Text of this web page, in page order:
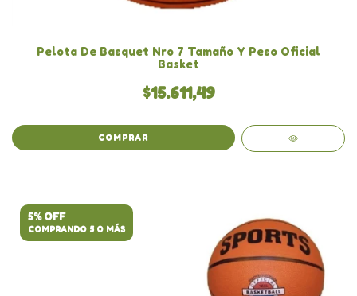
Pelota De Basquet Nro 7 Tamaño Y Peso Oficial
Basket
$15.611,49
COMPRAR
5% OFF
COMPRANDO 5 O MÁS